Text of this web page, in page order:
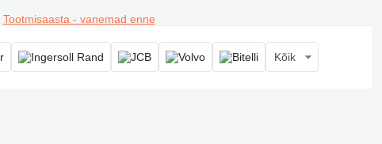
Tootmisaasta - vanemad enne
Kõik